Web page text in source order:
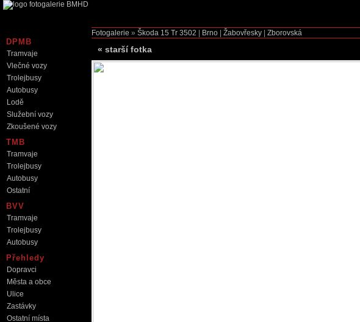
Fotogalerie » Škoda 15 Tr 3502 Brno Žabovřesky Zborovská
« starší fotka
DPMB
Tramvaje
Vlečné vozy
Trolejbusy
Autobusy
Lodě
Služební vozy
Zkoušené vozy
TMB
Tramvaje
Trolejbusy
Autobusy
Ostatní
BVV
Tramvaje
Trolejbusy
Autobusy
Přehledy
Dopravci
Města a obce
Ulice
Zastávky
Ostatní místa